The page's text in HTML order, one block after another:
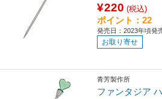
¥220 (税込)
ポイント：22
発売日：2023年頃発
お取り寄せ
青芳製作所
ファンタジア